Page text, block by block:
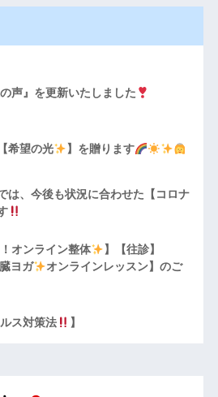
の声』を更新いたしました
希望の光 】を贈ります
は、今後も状況に合わせた【コロナ
オンライン整体
】【往診】
ヨガ
オンラインレッスン】のご
ス対策法 】